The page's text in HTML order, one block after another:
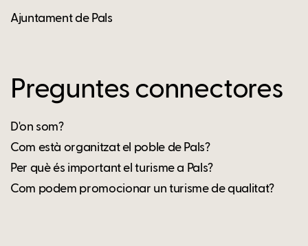
Ajuntament de Pals
Preguntes connectores
D'on som?
Com està organitzat el poble de Pals?
Per què és important el turisme a Pals?
Com podem promocionar un turisme de qualitat?